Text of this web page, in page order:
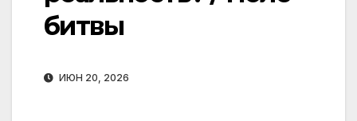
битвы
ИЮН 20, 2026